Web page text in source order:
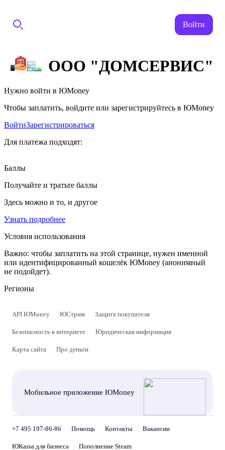
Войти
ООО "ДОМСЕРВИС"
Нужно войти в ЮMoney
Чтобы заплатить, войдите или зарегистрируйтесь в ЮMoney
ВойтиЗарегистрироваться
Для платежа подходят:
Баллы
Получайте и тратьте баллы
Здесь можно и то, и другое
Узнать подробнее
Условия использования
Важно: чтобы заплатить на этой странице, нужен именной
или идентифицированный кошелёк ЮMoney (анонимный
не подойдет).
Регионы
API ЮMoney ЮСтрим Защита покупателя
Безопасность в интернете Юридическая информация
Карта сайта Про деньги
Мобильное приложение ЮMoney
+7 495 197-86-86 Помощь Контакты Вакансии
ЮKassa для бизнеса Пополнение Steam